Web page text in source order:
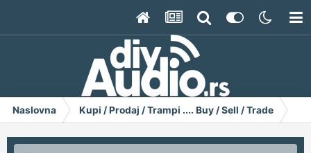
Naslovna Kupi / Prodaj / Trampi .... Buy / Sell / Trade